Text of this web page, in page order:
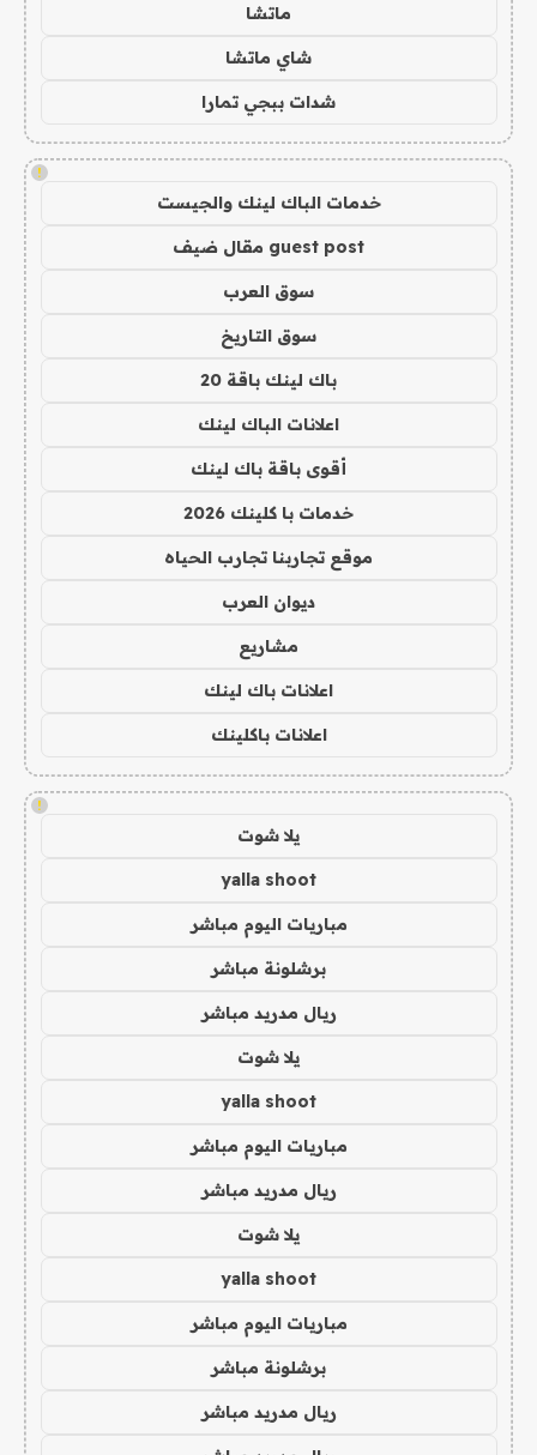
ماتشا
شاي ماتشا
شدات ببجي تمارا
!
خدمات الباك لينك والجيست
guest post مقال ضيف
سوق العرب
سوق التاريخ
باك لينك باقة 20
اعلانات الباك لينك
أقوى باقة باك لينك
خدمات با كلينك 2026
موقع تجاربنا تجارب الحياه
ديوان العرب
مشاريع
اعلانات باك لينك
اعلانات باكلينك
!
يلا شوت
yalla shoot
مباريات اليوم مباشر
برشلونة مباشر
ريال مدريد مباشر
يلا شوت
yalla shoot
مباريات اليوم مباشر
ريال مدريد مباشر
يلا شوت
yalla shoot
مباريات اليوم مباشر
برشلونة مباشر
ريال مدريد مباشر